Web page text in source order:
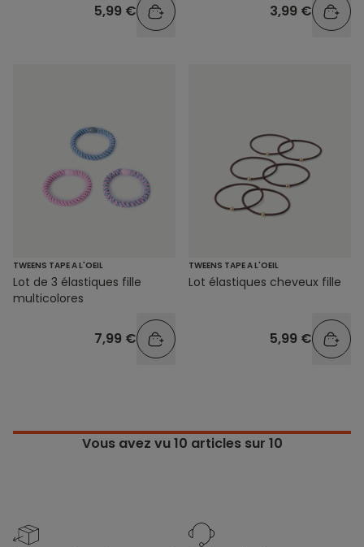
5,99 € 3,99 €
TWEENS TAPE A L'OEIL
Lot de 3 élastiques fille
multicolores
7,99 €
TWEENS TAPE A L'OEIL
Lot élastiques cheveux fille
5,99 €
Vous avez vu10 articles sur 10